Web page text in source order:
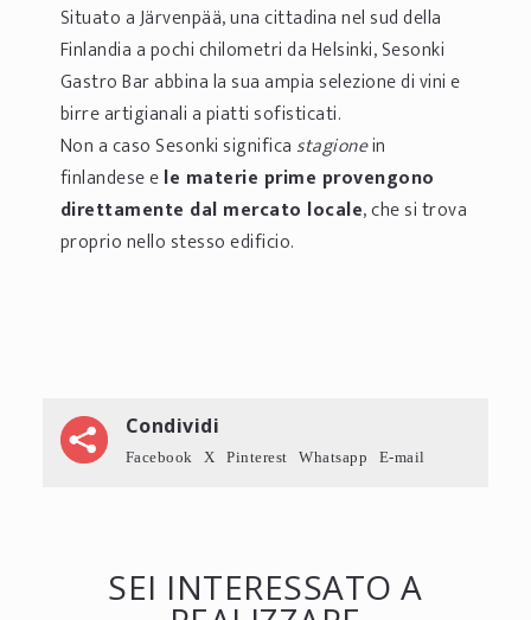
Situato a Järvenpää, una cittadina nel sud della
Finlandia a pochi chilometri da Helsinki, Sesonki
Gastro Bar abbina la sua ampia selezione di vini e
birre artigianali a piatti sofisticati.
Non a caso Sesonki significa stagionein
finlandese ele materie prime provengono
direttamente dal mercato locale, che si trova
proprio nello stesso edificio.
Condividi
Facebook X Pinterest Whatsapp E-mail
SEI INTERESSATO A